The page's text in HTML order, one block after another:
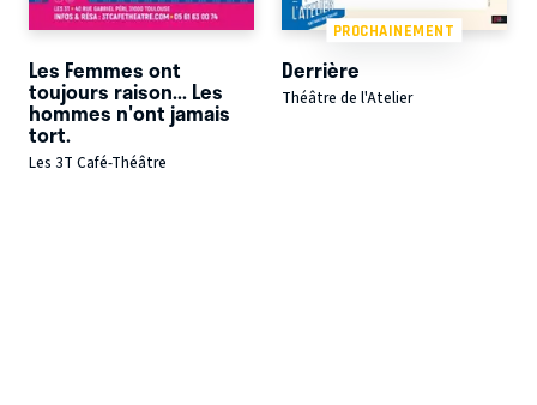
Les Femmes ont
toujours raison... Les
hommes n'ont jamais
tort.
Les 3T Café-Théâtre
PROCHAINEMENT
Derrière
Théâtre de l'Atelier